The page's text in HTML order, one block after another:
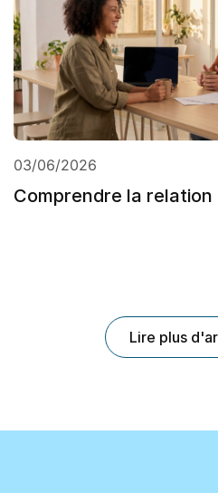
03/06/2026
Comprendre la
Lire plus